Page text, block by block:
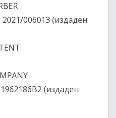
006013 (издаден
(издаден